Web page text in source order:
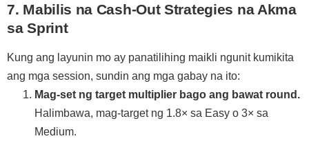
7. Mabilis na Cash‑Out Strategies na Akma
sa Sprint
Kung ang layunin mo ay panatilihing maikli ngunit kumikita
ang mga session, sundin ang mga gabay na ito:
Mag-set ng target multiplier bago ang bawat round.
Halimbawa, mag-target ng 1.8× sa Easy o 3× sa
Medium.